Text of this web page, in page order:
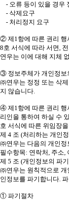
- 오류 등이 있을 경우
- 삭제요구
- 처리정지 요구
② 제1항에 따른 권리 행
8호 서식에 따라 서면,
연우는 이에 대해 지체
③ 정보주체가 개인정보
㈜연우는 정정 또는 삭
지 않습니다.
④ 제1항에 따른 권리 행
리인을 통하여 하실 수
호 서식에 따른 위임장
제 4 조 (처리하는 개인
㈜연우는 다음의 개인
필수항목: 연락처, 주소,
제 5 조 (개인정보의 파
㈜연우는 원칙적으로
인정보를 파기합니다.
① 파기절차